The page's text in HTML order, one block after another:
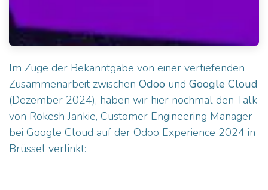
Im Zuge der Bekanntgabe von einer vertiefenden
Zusammenarbeit zwischen Odoo und Google Cloud
(Dezember 2024), haben wir hier nochmal den Talk
von Rokesh Jankie, Customer Engineering Manager
bei Google Cloud auf der Odoo Experience 2024 in
Brüssel verlinkt: